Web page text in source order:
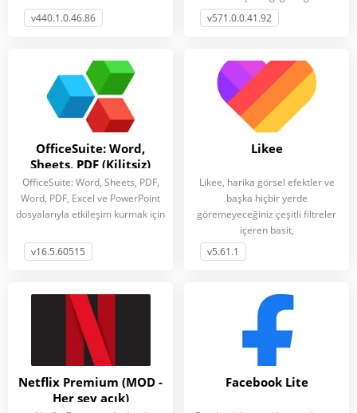
v440.1.0.46.86
v571.0.0.41.92
OfficeSuite: Word,
Sheets, PDF (Kilitsiz)
OfficeSuite: Word, Sheets, PDF,
Word, PDF, Excel ve PowerPoint
dosyalarıyla etkileşim kurmak için
v16.5.60515
Likee
Likee, harika görsel efektler ve
başka hiçbir yerde
göremeyeceğiniz çeşitli filtreler
içeren basit,
v5.61.1
Netflix Premium (MOD -
Her şey açık)
Facebook Lite